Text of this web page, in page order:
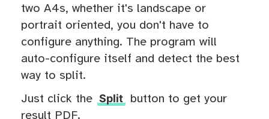
two A4s, whether it's landscape or
portrait oriented, you don't have to
configure anything. The program will
auto-configure itself and detect the best
way to split.
Just click the Split
button to get your
result PDF.